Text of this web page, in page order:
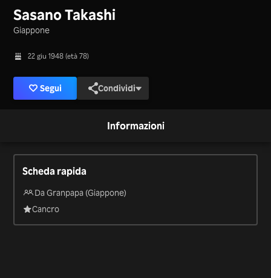
Sasano Takashi
Giappone
22 giu 1948 (età 78)
Segui Condividi
Informazioni
Scheda rapida
Da Granpapa (Giappone)
Cancro